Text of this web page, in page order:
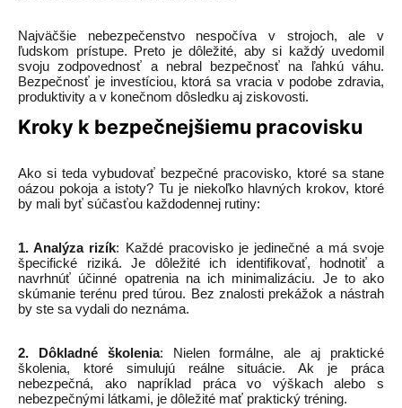
Najväčšie nebezpečenstvo nespočíva v strojoch, ale v
ľudskom prístupe. Preto je dôležité, aby si každý uvedomil
svoju zodpovednosť a nebral bezpečnosť na ľahkú váhu.
Bezpečnosť je investíciou, ktorá sa vracia v podobe zdravia,
produktivity a v konečnom dôsledku aj ziskovosti.
Kroky k bezpečnejšiemu pracovisku
Ako si teda vybudovať bezpečné pracovisko, ktoré sa stane
oázou pokoja a istoty? Tu je niekoľko hlavných krokov, ktoré
by mali byť súčasťou každodennej rutiny:
1. Analýza rizík: Každé pracovisko je jedinečné a má svoje
špecifické riziká. Je dôležité ich identifikovať, hodnotiť a
navrhnúť účinné opatrenia na ich minimalizáciu. Je to ako
skúmanie terénu pred túrou. Bez znalosti prekážok a nástrah
by ste sa vydali do neznáma.
2. Dôkladné školenia: Nielen formálne, ale aj praktické
školenia, ktoré simulujú reálne situácie. Ak je práca
nebezpečná, ako napríklad práca vo výškach alebo s
nebezpečnými látkami, je dôležité mať praktický tréning.